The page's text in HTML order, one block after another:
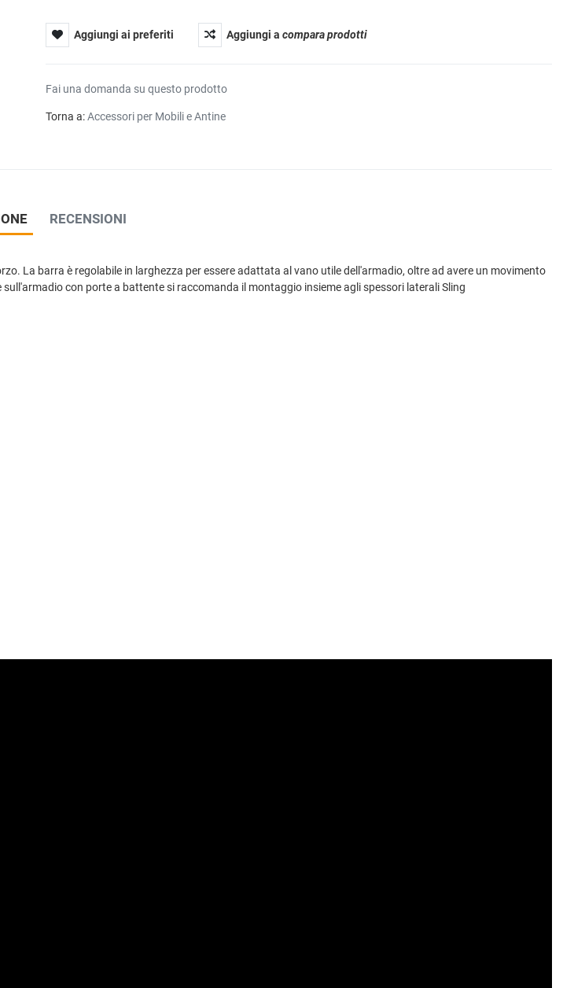
Aggiungi ai preferiti Aggiungi acompara prodotti
Fai una domanda su questo prodotto
Torna a:Accessori per Mobili e Antine
RECENSIONI
La barra è regolabile in larghezza per essere adattata al vano utile dell'armadio, oltre ad avere un movimento
sull'armadio con porte a battente si raccomanda il montaggio insieme agli spessori laterali Sling